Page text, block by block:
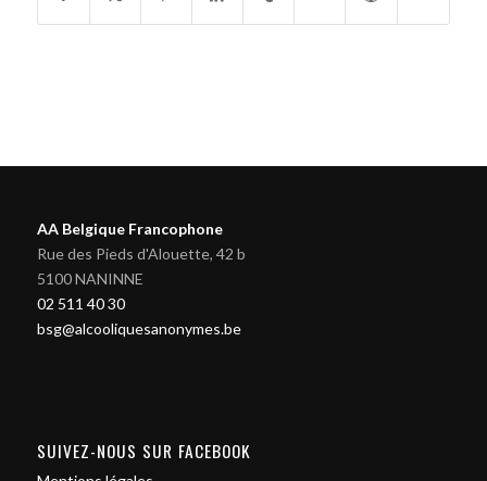
AA Belgique Francophone
Rue des Pieds d'Alouette, 42 b
5100 NANINNE
02 511 40 30
bsg@alcooliquesanonymes.be
SUIVEZ-NOUS SUR FACEBOOK